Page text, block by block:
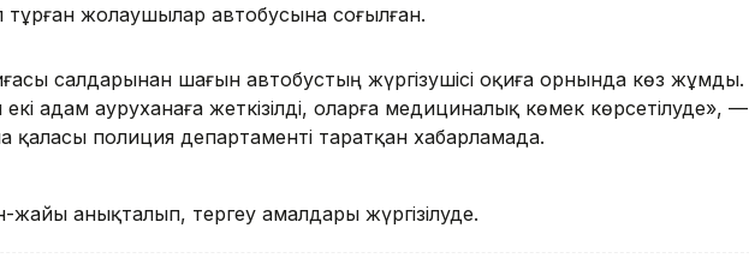
тұрған жолаушылар автобусына соғылған.
салдарынан шағын автобустың жүргізушісі оқиға орнында көз жұмды.
адам ауруханаға жеткізілді, оларға медициналық көмек көрсетілуде», —
қаласы полиция департаменті таратқан хабарламада.
жайы анықталып, тергеу амалдары жүргізілуде.